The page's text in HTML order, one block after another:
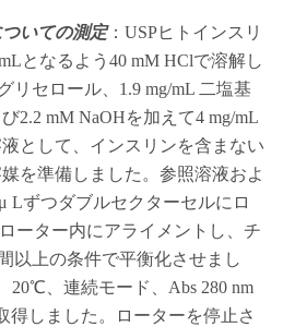
いての測定：USPヒトインスリ
となるよう40 mM HClで溶解し
リセロール、1.9 mg/mL 二塩基
2.2 mM NaOHを加えて4 mg/mL
として、インスリンを含まない
を準備しました。参照溶液およ
Lずつダブルセクターセルにロ
ーター内にアライメントし、チ
以上の条件で平衡化させまし
20℃、連続モード、Abs 280 nm
得しました。ローターを停止さ